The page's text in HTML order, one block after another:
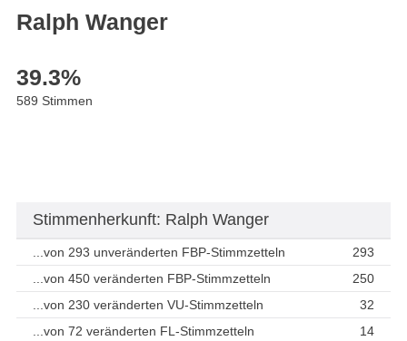
Ralph Wanger
39.3%
589 Stimmen
Stimmenherkunft: Ralph Wanger
...von 293 unveränderten FBP-Stimmzetteln
293
...von 450 veränderten FBP-Stimmzetteln
250
...von 230 veränderten VU-Stimmzetteln
32
...von 72 veränderten FL-Stimmzetteln
14